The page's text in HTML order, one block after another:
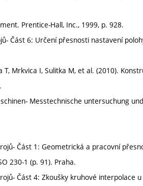
Prentice-Hall, Inc., 1999, p. 928.
Část 6: Určení přesnosti nastavení
T, Mrkvica I, Sulitka M, et al. (2010).
Messtechnische untersuchung
Část 1: Geometrická a pracovní
230-1 (p. 91). Praha.
Část 4: Zkoušky kruhové interpolace